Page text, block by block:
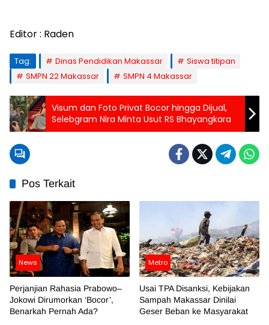
Editor : Raden
Tag: Dinas Pendidikan Makassar
Siswa titipan
SMPN 22 Makassar
SMPN 4 Makassar
Visum dan Foto Privat Bocor hingga Dijual,
Selebgram Nira Minta Usut RS Bhayangkara
Pos Terkait
News
Perjanjian Rahasia Prabowo–
Jokowi Dirumorkan ‘Bocor’,
Benarkah Pernah Ada?
Metro
Usai TPA Disanksi, Kebijakan
Sampah Makassar Dinilai
Geser Beban ke Masyarakat